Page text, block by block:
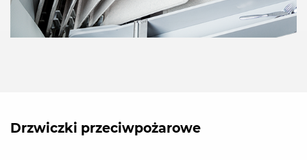
Drzwiczki przeciwpożarowe